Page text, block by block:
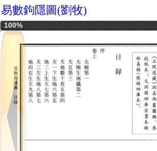
易數鉤隱圖(劉牧)
100%